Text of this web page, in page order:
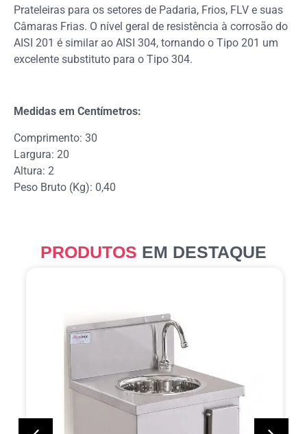
Prateleiras para os setores de Padaria, Frios, FLV e suas
Câmaras Frias. O nível geral de resistência à corrosão do
AISI 201 é similar ao AISI 304, tornando o Tipo 201 um
excelente substituto para o Tipo 304.
Medidas em Centímetros:
Comprimento: 30
Largura: 20
Altura: 2
Peso Bruto (Kg): 0,40
PRODUTOS EM DESTAQUE